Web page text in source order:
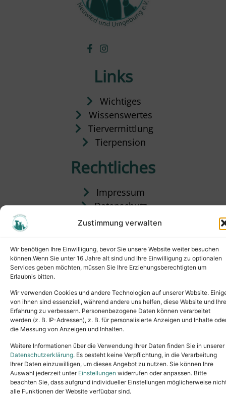
Zustimmung verwalten
Wir benötigen Ihre Einwilligung, bevor Sie unsere Website weiter besuchen
können.Wenn Sie unter 16 Jahre alt sind und Ihre Einwilligung zu optionalen
Services geben möchten, müssen Sie Ihre Erziehungsberechtigten um
Erlaubnis bitten.
Wir verwenden Cookies und andere Technologien auf unserer Website.
von ihnen sind essenziell, während andere uns helfen, diese Website und Ihre
Erfahrung zu verbessern. Personenbezogene Daten können verarbeitet
werden (z. B. IP-Adressen), z. B. für personalisierte Anzeigen und Inhalte
die Messung von Anzeigen und Inhalten.
Weitere Informationen über die Verwendung Ihrer Daten finden Sie in unserer
Datenschutzerklärung. Es besteht keine Verpflichtung, in die Verarbeitung
Ihrer Daten einzuwilligen, um dieses Angebot zu nutzen. Sie können Ihre
Auswahl jederzeit unter Einstellungen widerrufen oder anpassen. Bitte
beachten Sie, dass aufgrund individueller Einstellungen möglicherweise
alle Funktionen der Website verfügbar sind.
Links
Wichtiges
Wissenswertes
Tiervermittlung
Tierpension
Rechtliches
Impressum
Datenschutz
Satzung
Copyright © 2024. All rights reserved.
Tel.: (02631) 55356buero@tierheim-neuwied.de
Ludwigshof 1, 56567 Neuwied